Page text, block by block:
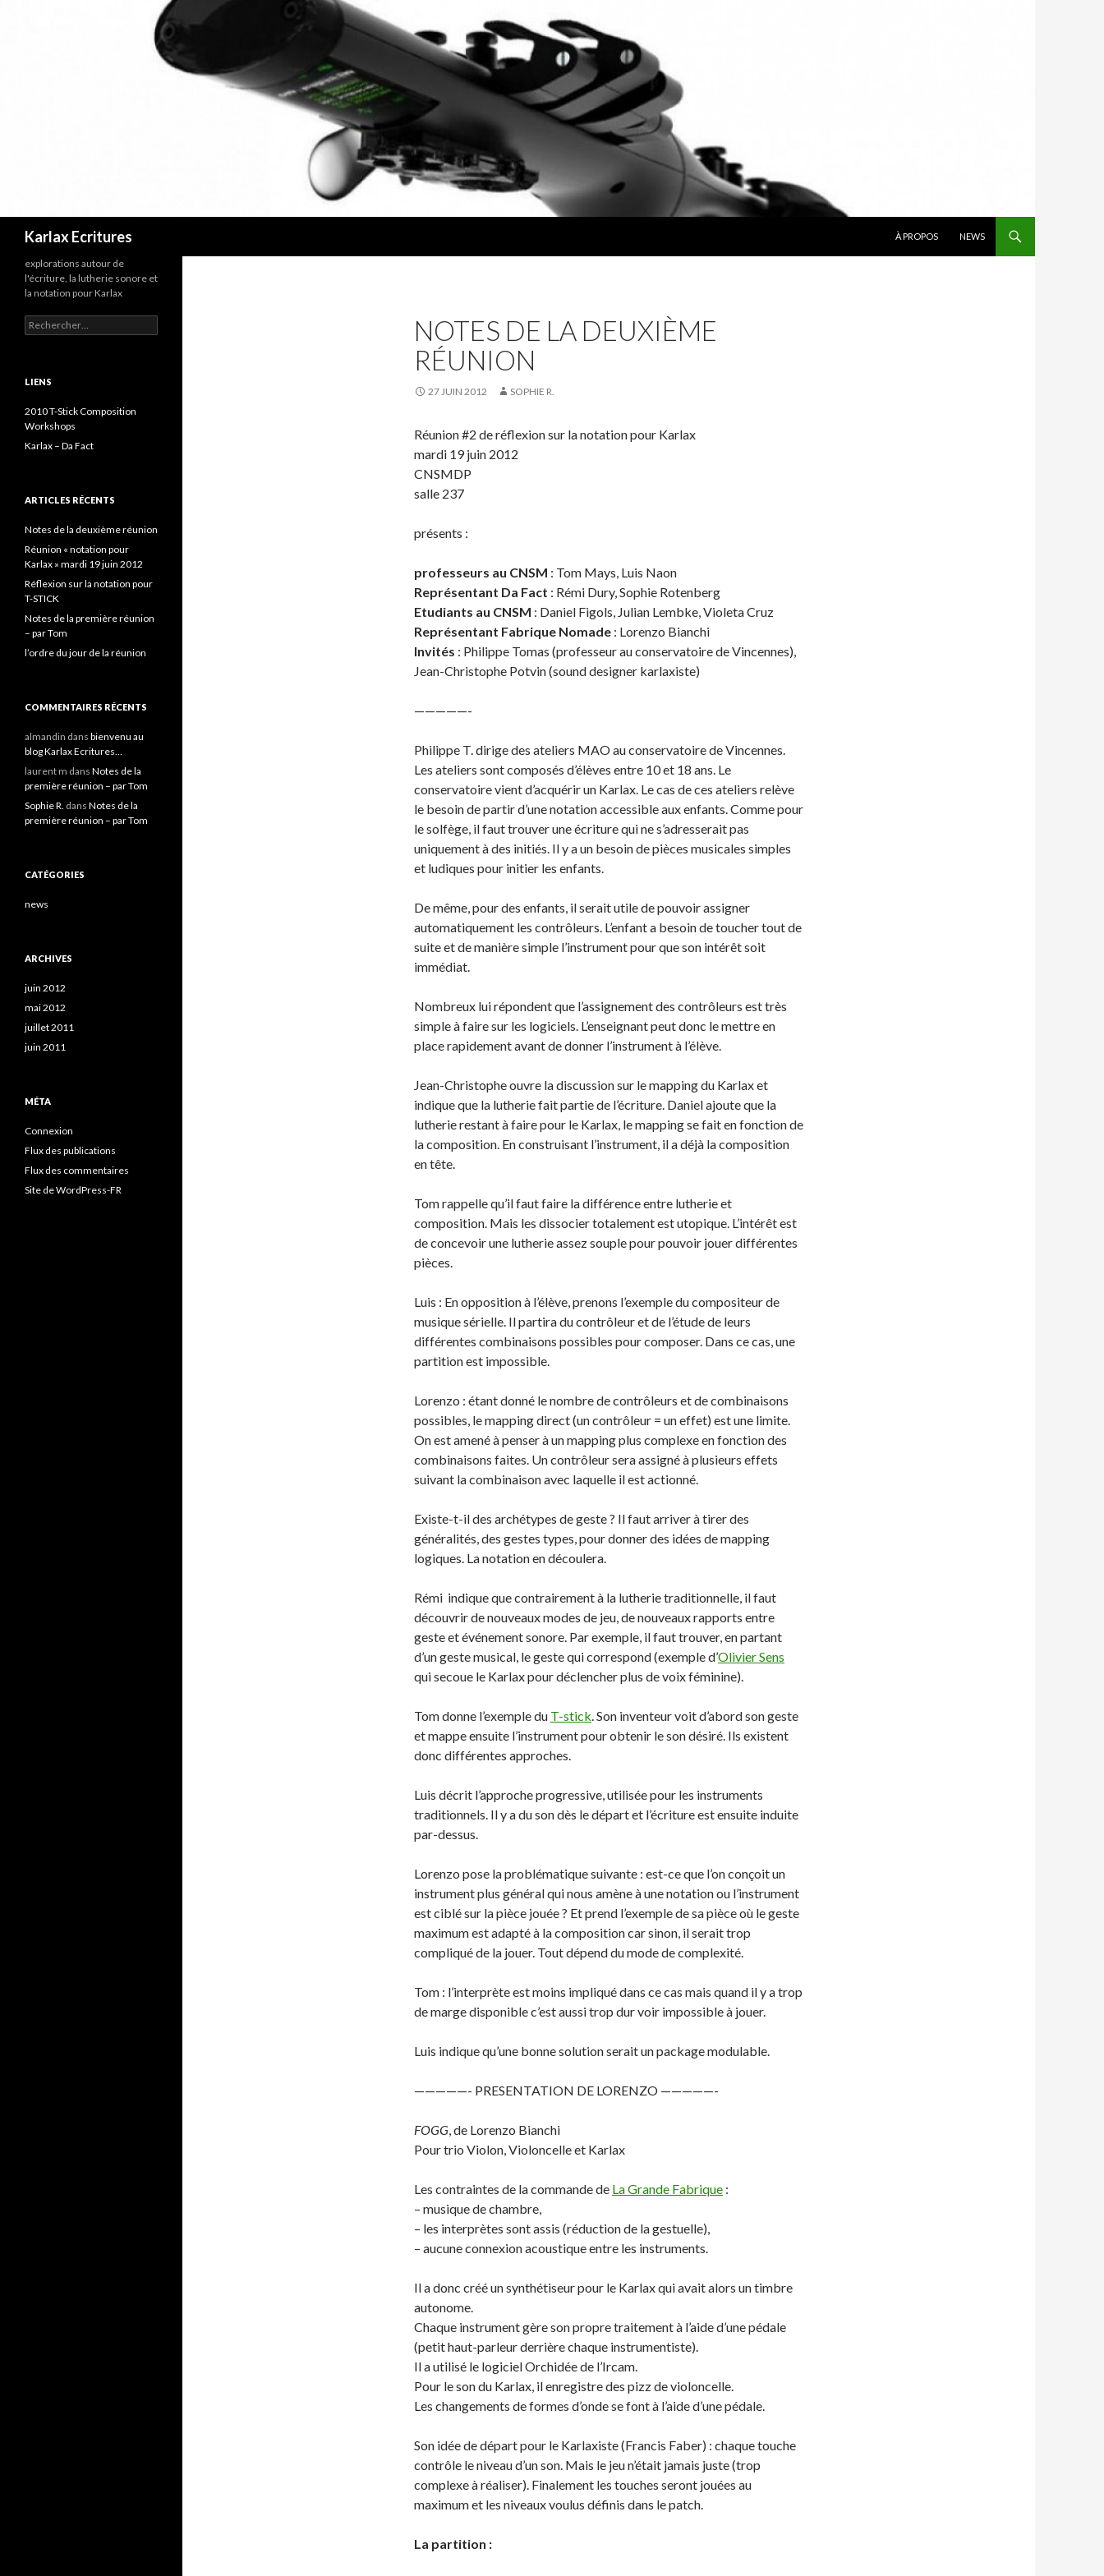
Karlax Ecritures
À PROPOS
NEWS
NOTES DE LA DEUXIÈME
RÉUNION
27 JUIN 2012 SOPHIE R.
Réunion #2 de réflexion sur la notation pour Karlax
mardi 19 juin 2012
CNSMDP
salle 237
présents :
professeurs au CNSM : Tom Mays, Luis Naon
Représentant Da Fact : Rémi Dury, Sophie Rotenberg
Etudiants au CNSM : Daniel Figols, Julian Lembke, Violeta Cruz
Représentant Fabrique Nomade : Lorenzo Bianchi
Invités : Philippe Tomas (professeur au conservatoire de Vincennes),
Jean-Christophe Potvin (sound designer karlaxiste)
—————-
Philippe T. dirige des ateliers MAO au conservatoire de Vincennes.
Les ateliers sont composés d’élèves entre 10 et 18 ans. Le
conservatoire vient d’acquérir un Karlax. Le cas de ces ateliers relève
le besoin de partir d’une notation accessible aux enfants. Comme pour
le solfège, il faut trouver une écriture qui ne s’adresserait pas
uniquement à des initiés. Il y a un besoin de pièces musicales simples
et ludiques pour initier les enfants.
De même, pour des enfants, il serait utile de pouvoir assigner
automatiquement les contrôleurs. L’enfant a besoin de toucher tout de
suite et de manière simple l’instrument pour que son intérêt soit
immédiat.
Nombreux lui répondent que l’assignement des contrôleurs est très
simple à faire sur les logiciels. L’enseignant peut donc le mettre en
place rapidement avant de donner l’instrument à l’élève.
Jean-Christophe ouvre la discussion sur le mapping du Karlax et
indique que la lutherie fait partie de l’écriture. Daniel ajoute que la
lutherie restant à faire pour le Karlax, le mapping se fait en fonction de
la composition. En construisant l’instrument, il a déjà la composition
en tête.
Tom rappelle qu’il faut faire la différence entre lutherie et
composition. Mais les dissocier totalement est utopique. L’intérêt est
de concevoir une lutherie assez souple pour pouvoir jouer différentes
pièces.
Luis : En opposition à l’élève, prenons l’exemple du compositeur de
musique sérielle. Il partira du contrôleur et de l’étude de leurs
différentes combinaisons possibles pour composer. Dans ce cas, une
partition est impossible.
Lorenzo : étant donné le nombre de contrôleurs et de combinaisons
possibles, le mapping direct (un contrôleur = un effet) est une limite.
On est amené à penser à un mapping plus complexe en fonction des
combinaisons faites. Un contrôleur sera assigné à plusieurs effets
suivant la combinaison avec laquelle il est actionné.
Existe-t-il des archétypes de geste ? Il faut arriver à tirer des
généralités, des gestes types, pour donner des idées de mapping
logiques. La notation en découlera.
Rémi indique que contrairement à la lutherie traditionnelle, il faut
découvrir de nouveaux modes de jeu, de nouveaux rapports entre
geste et événement sonore. Par exemple, il faut trouver, en partant
d’un geste musical, le geste qui correspond (exemple d’Olivier Sens
qui secoue le Karlax pour déclencher plus de voix féminine).
Tom donne l’exemple du T-stick. Son inventeur voit d’abord son geste
et mappe ensuite l’instrument pour obtenir le son désiré. Ils existent
donc différentes approches.
Luis décrit l’approche progressive, utilisée pour les instruments
traditionnels. Il y a du son dès le départ et l’écriture est ensuite induite
par-dessus.
Lorenzo pose la problématique suivante : est-ce que l’on conçoit un
instrument plus général qui nous amène à une notation ou l’instrument
est ciblé sur la pièce jouée ? Et prend l’exemple de sa pièce où le geste
maximum est adapté à la composition car sinon, il serait trop
compliqué de la jouer. Tout dépend du mode de complexité.
Tom : l’interprète est moins impliqué dans ce cas mais quand il y a trop
de marge disponible c’est aussi trop dur voir impossible à jouer.
Luis indique qu’une bonne solution serait un package modulable.
—————- PRESENTATION DE LORENZO —————-
FOGG, de Lorenzo Bianchi
Pour trio Violon, Violoncelle et Karlax
Les contraintes de la commande de La Grande Fabrique :
– musique de chambre,
– les interprètes sont assis (réduction de la gestuelle),
– aucune connexion acoustique entre les instruments.
Il a donc créé un synthétiseur pour le Karlax qui avait alors un timbre
autonome.
Chaque instrument gère son propre traitement à l’aide d’une pédale
(petit haut-parleur derrière chaque instrumentiste).
Il a utilisé le logiciel Orchidée de l’Ircam.
Pour le son du Karlax, il enregistre des pizz de violoncelle.
Les changements de formes d’onde se font à l’aide d’une pédale.
Son idée de départ pour le Karlaxiste (Francis Faber) : chaque touche
contrôle le niveau d’un son. Mais le jeu n’était jamais juste (trop
complexe à réaliser). Finalement les touches seront jouées au
maximum et les niveaux voulus définis dans le patch.
La partition :
explorations autour de
l'écriture, la lutherie sonore et
la notation pour Karlax
Rechercher :
LIENS
2010 T-Stick Composition
Workshops
Karlax – Da Fact
ARTICLES RÉCENTS
Notes de la deuxième réunion
Réunion « notation pour
Karlax » mardi 19 juin 2012
Réflexion sur la notation pour
T-STICK
Notes de la première réunion
– par Tom
l’ordre du jour de la réunion
COMMENTAIRES RÉCENTS
almandin dans bienvenu au
blog Karlax Ecritures…
laurent m dans Notes de la
première réunion – par Tom
Sophie R. dans Notes de la
première réunion – par Tom
CATÉGORIES
news
ARCHIVES
juin 2012
mai 2012
juillet 2011
juin 2011
MÉTA
Connexion
Flux des publications
Flux des commentaires
Site de WordPress-FR